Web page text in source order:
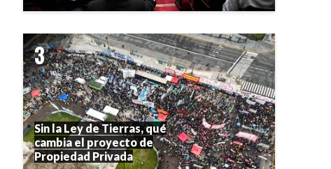
Sin la Ley de Tierras, qué
cambia el proyecto de
Propiedad Privada